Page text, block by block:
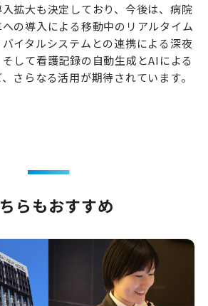
拡大も決定しており、今後は、病院
の導入による移動中のリアルタイム
イタルシステムとの連携による深夜
して看護記録の自動生成とAIによる
さらなる活用が期待されています。
らもおすすめ